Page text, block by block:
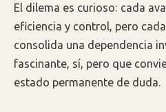
El dilema es curioso: cada
eficiencia y control, pero
consolida una dependencia
fascinante, sí, pero que
estado permanente de duda.